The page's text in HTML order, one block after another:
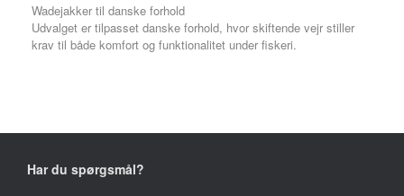
Wadejakker til danske forhold
Udvalget er tilpasset danske forhold, hvor skiftende vejr stiller
krav til både komfort og funktionalitet under fiskeri.
Har du spørgsmål?